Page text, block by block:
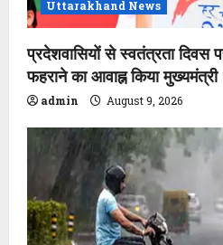
Uttarakhand News
प्रदेशवासियों से स्वतंत्रता दिवस
फहराने का आवाह्न किया मुख्यमंत्री
admin August 9, 2026